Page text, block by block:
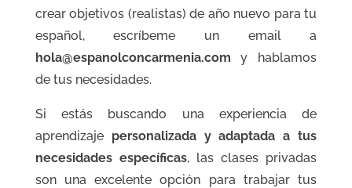
crear objetivos (realistas) de año nuevo para tu
español, escríbeme un email a
hola@espanolconcarmenia.com y hablamos
de tus necesidades.
Si estás buscando una experiencia de
aprendizaje personalizada y adaptada a tus
necesidades específicas, las clases privadas
son una excelente opción para trabajar tus